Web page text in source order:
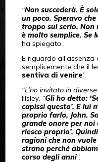
“Non succederà. È
un poco. Speravo
troppo sul serio. Non
è molto semplice. Se
ha spiegato.
E riguardo
semplicemente che il
sentiva di venire”.
“L’ho invitato in
Illsley. “Gli ho detto:
capissi questo’. E lui
proprio farlo, John.
grande onore per
riesco proprio’.
ragioni che non
strano perché
corso degli anni”.